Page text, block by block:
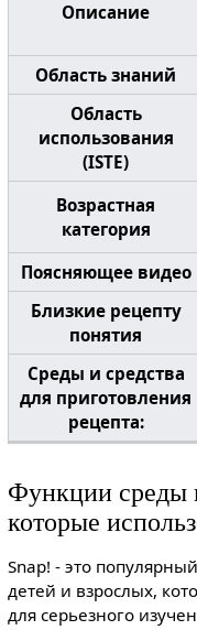
Описание
Область знаний
Область
использования
(ISTE)
Возрастная
категория
Поясняющее видео
Близкие рецепту
понятия
Среды и средства
для приготовления
рецепта:
Функции среды
которые
Snap! - это
детей и взрослых,
для серьезного